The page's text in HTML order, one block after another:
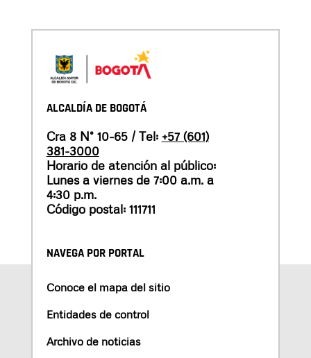
ALCALDÍA DE BOGOTÁ
Cra 8 N° 10-65 / Tel: +57 (601)
381-3000
Horario de atención al público:
Lunes a viernes de 7:00 a.m. a
4:30 p.m.
Código postal: 111711
NAVEGA POR PORTAL
Conoce el mapa del sitio
Entidades de control
Archivo de noticias